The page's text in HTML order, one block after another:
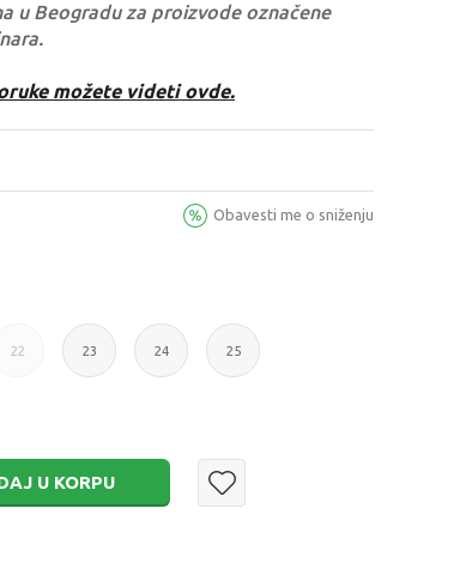
u Beogradu za proizvode označene
možete videti ovde.
Obavesti me o sniženju
22 23 24 25
U KORPU